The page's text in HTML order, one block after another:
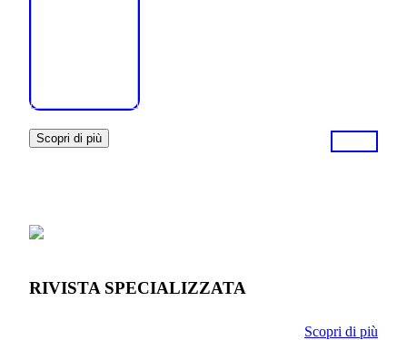
Scopri di più
RIVISTA SPECIALIZZATA
Scopri di più